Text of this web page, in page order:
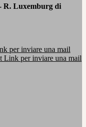
R. Luxemburg di
per inviare una mail
Link per inviare una mail